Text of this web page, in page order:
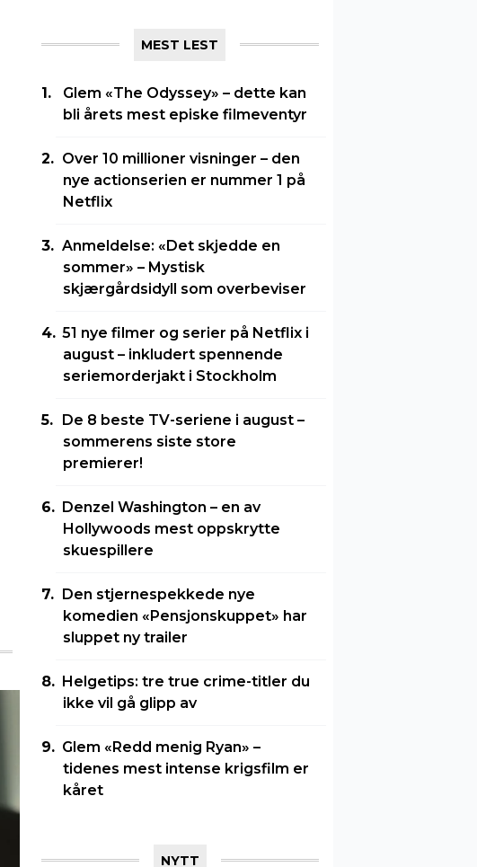
MEST LEST
Glem «The Odyssey» – dette kan
bli årets mest episke filmeventyr
Over 10 millioner visninger – den
nye actionserien er nummer 1 på
Netflix
Anmeldelse: «Det skjedde en
sommer» – Mystisk
skjærgårdsidyll som overbeviser
51 nye filmer og serier på Netflix i
august – inkludert spennende
seriemorderjakt i Stockholm
De 8 beste TV-seriene i august –
sommerens siste store
premierer!
Denzel Washington – en av
Hollywoods mest oppskrytte
skuespillere
Den stjernespekkede nye
komedien «Pensjonskuppet» har
sluppet ny trailer
Helgetips: tre true crime-titler du
ikke vil gå glipp av
Glem «Redd menig Ryan» –
tidenes mest intense krigsfilm er
kåret
NYTT